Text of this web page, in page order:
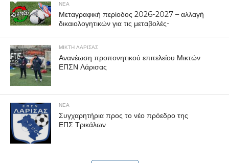
ΝΕΑ
Μεταγραφική περίοδος 2026-2027 – αλλαγή
δικαιολογητικών για τις μεταβολές-
ΜΙΚΤΗ ΛΑΡΙΣΑΣ
Ανανέωση προπονητικού επιτελείου Μικτών
ΕΠΣΝ Λάρισας
ΝΕΑ
Συγχαρητήρια προς το νέο πρόεδρο της
ΕΠΣ Τρικάλων